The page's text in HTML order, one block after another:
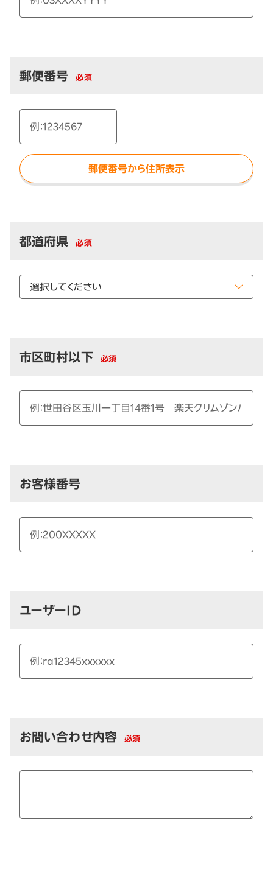
郵便番号 必須
郵便番号から住所表示
都道府県 必須
市区町村以下 必須
お客様番号
ユーザーID
お問い合わせ内容 必須